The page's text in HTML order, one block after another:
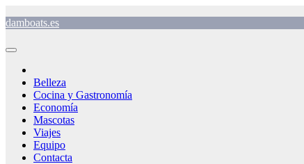
al
damboats.es
Belleza
Cocina y Gastronomía
Economía
Mascotas
Viajes
Equipo
Contacta